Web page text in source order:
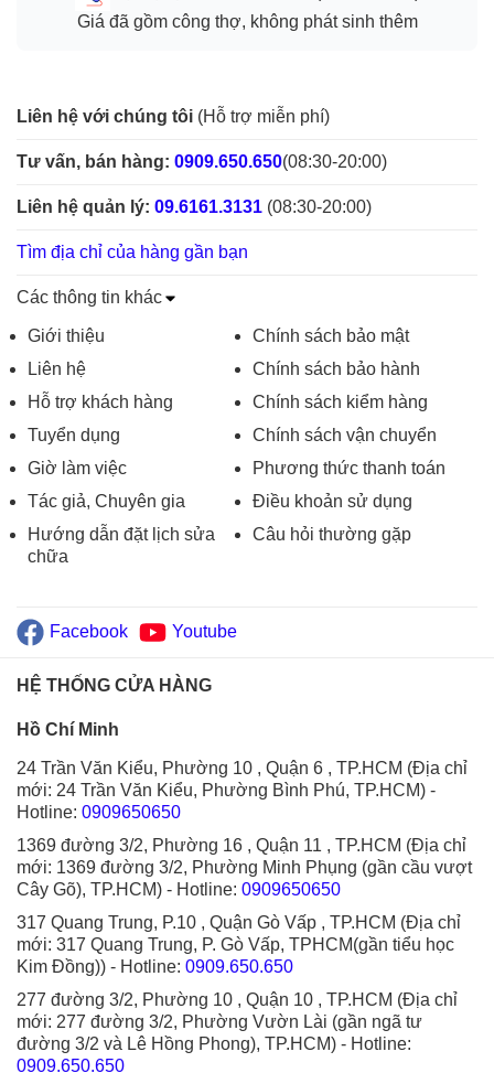
Giá đã gồm công thợ, không phát sinh thêm
Liên hệ với chúng tôi (Hỗ trợ miễn phí)
Tư vấn, bán hàng: 0909.650.650(08:30-20:00)
Liên hệ quản lý: 09.6161.3131 (08:30-20:00)
Tìm địa chỉ của hàng gần bạn
Các thông tin khác
Giới thiệu
Liên hệ
Hỗ trợ khách hàng
Tuyển dụng
Giờ làm việc
Tác giả, Chuyên gia
Hướng dẫn đặt lịch sửa
chữa
Chính sách bảo mật
Chính sách bảo hành
Chính sách kiểm hàng
Chính sách vận chuyển
Phương thức thanh toán
Điều khoản sử dụng
Câu hỏi thường gặp
Facebook Youtube
HỆ THỐNG CỬA HÀNG
Hồ Chí Minh
24 Trần Văn Kiểu, Phường 10 , Quận 6 , TP.HCM (Địa chỉ
mới: 24 Trần Văn Kiểu, Phường Bình Phú, TP.HCM) -
Hotline: 0909650650
1369 đường 3/2, Phường 16 , Quận 11 , TP.HCM (Địa chỉ
mới: 1369 đường 3/2, Phường Minh Phụng (gần cầu vượt
Cây Gõ), TP.HCM) - Hotline: 0909650650
317 Quang Trung, P.10 , Quận Gò Vấp , TP.HCM (Địa chỉ
mới: 317 Quang Trung, P. Gò Vấp, TPHCM(gần tiểu học
Kim Đồng)) - Hotline: 0909.650.650
277 đường 3/2, Phường 10 , Quận 10 , TP.HCM (Địa chỉ
mới: 277 đường 3/2, Phường Vườn Lài (gần ngã tư
đường 3/2 và Lê Hồng Phong), TP.HCM) - Hotline:
0909.650.650